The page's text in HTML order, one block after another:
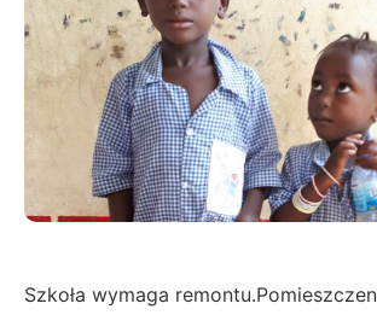
Szkoła wymaga